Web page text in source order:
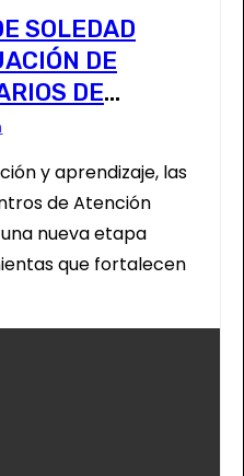
SOLEDAD
DE
DE
1 Y 2”
y aprendizaje, las
de Atención
nueva etapa
que fortalecen